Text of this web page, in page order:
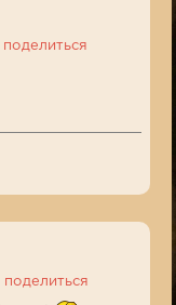
поделиться
поделиться